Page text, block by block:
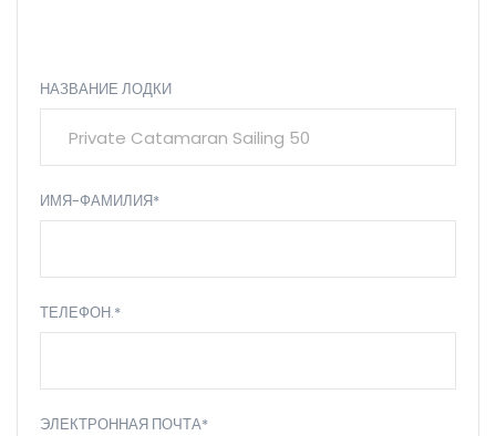
НАЗВАНИЕ ЛОДКИ
ИМЯ-ФАМИЛИЯ*
ТЕЛЕФОН.*
ЭЛЕКТРОННАЯ ПОЧТА*